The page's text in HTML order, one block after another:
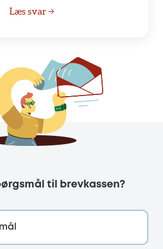
Læs svar →
til brevkassen?